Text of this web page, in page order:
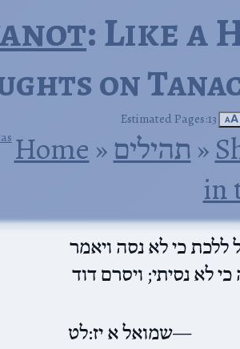
: Like a
on
Estimated Pages:13 🗚
Home ‎ »‎תהילים‎ »‎
in
ללכת כי לא נסה ויאמר
לא נסיתי; ויסרם דוד
שמואל א יז:לט